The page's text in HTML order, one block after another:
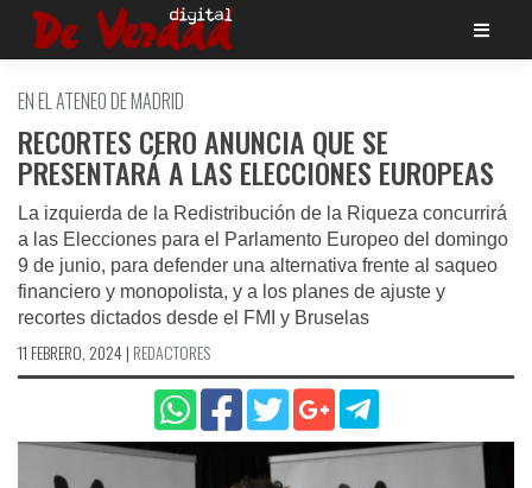
Saltar
EN EL ATENEO DE MADRID
RECORTES CERO ANUNCIA QUE SE
PRESENTARÁ A LAS ELECCIONES EUROPEAS
La izquierda de la Redistribución de la Riqueza concurrirá
a las Elecciones para el Parlamento Europeo del domingo
9 de junio, para defender una alternativa frente al saqueo
financiero y monopolista, y a los planes de ajuste y
recortes dictados desde el FMI y Bruselas
11 FEBRERO, 2024| REDACTORES